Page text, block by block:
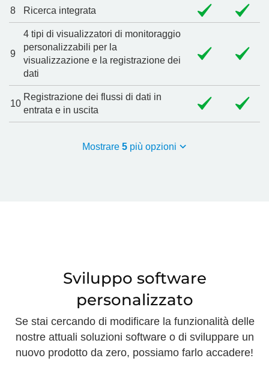
8 Ricerca integrata
9
4 tipi di visualizzatori di monitoraggio
personalizzabili per la
visualizzazione e la registrazione dei
dati
10
Registrazione dei flussi di dati in
entrata e in uscita
Mostrare 5 più opzioni
Sviluppo software
personalizzato
Se stai cercando di modificare la funzionalità delle
nostre attuali soluzioni software o di sviluppare un
nuovo prodotto da zero, possiamo farlo accadere!